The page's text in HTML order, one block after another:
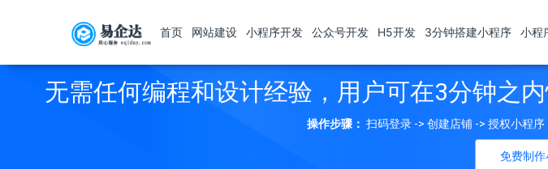
首页 网站建设 小程序开发 公众号开发 H5开发 3分钟搭建小程序 小程
无需任何编程和设计经验，用户可在3分钟之
免费制
操作步骤： 扫码登录 -> 创建店铺 -> 授权小程